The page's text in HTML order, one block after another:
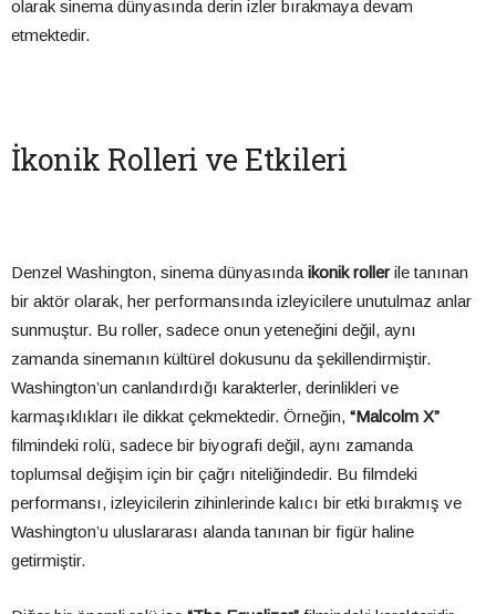
olarak sinema dünyasında derin izler bırakmaya devam
etmektedir.
İkonik Rolleri ve Etkileri
Denzel Washington, sinema dünyasındaikonik rollerile tanınan
bir aktör olarak, her performansında izleyicilere unutulmaz anlar
sunmuştur. Bu roller, sadece onun yeteneğini değil, aynı
zamanda sinemanın kültürel dokusunu da şekillendirmiştir.
Washington’un canlandırdığı karakterler, derinlikleri ve
karmaşıklıkları ile dikkat çekmektedir. Örneğin, “Malcolm X”
filmindeki rolü, sadece bir biyografi değil, aynı zamanda
toplumsal değişim için bir çağrı niteliğindedir. Bu filmdeki
performansı, izleyicilerin zihinlerinde kalıcı bir etki bırakmış ve
Washington’u uluslararası alanda tanınan bir figür haline
getirmiştir.